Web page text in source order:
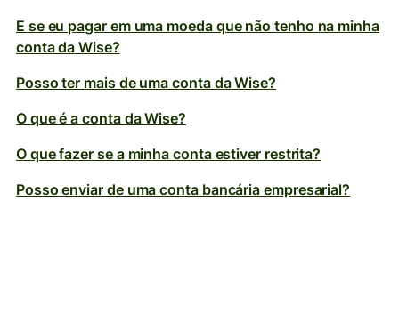
E se eu pagar em uma moeda que não tenho na minha
conta da Wise?
Posso ter mais de uma conta da Wise?
O que é a conta da Wise?
O que fazer se a minha conta estiver restrita?
Posso enviar de uma conta bancária empresarial?